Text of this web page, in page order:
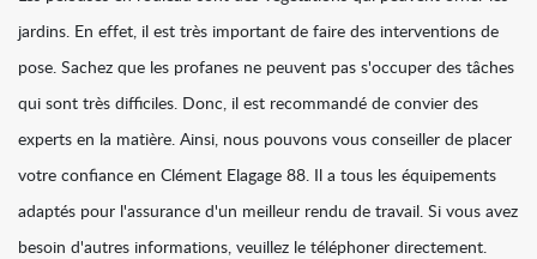
jardins. En effet, il est très important de faire des interventions de
pose. Sachez que les profanes ne peuvent pas s'occuper des tâches
qui sont très difficiles. Donc, il est recommandé de convier des
experts en la matière. Ainsi, nous pouvons vous conseiller de placer
votre confiance en Clément Elagage 88. Il a tous les équipements
adaptés pour l'assurance d'un meilleur rendu de travail. Si vous avez
besoin d'autres informations, veuillez le téléphoner directement.